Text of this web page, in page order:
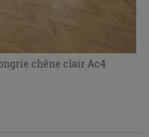
chêne clair Ac4